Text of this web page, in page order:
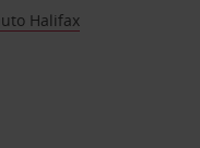
Halifax